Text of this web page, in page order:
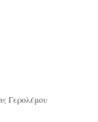
Γερολέμου